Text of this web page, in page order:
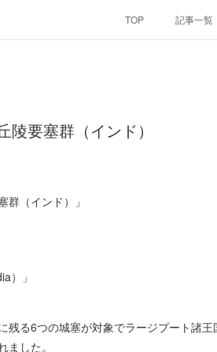
TOP 記事一覧
要塞群（インド）
群（インド）」
）」
残る6つの城塞が対象でラージプート諸
した。